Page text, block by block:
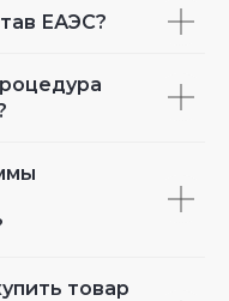
ЕАЭС?
товар